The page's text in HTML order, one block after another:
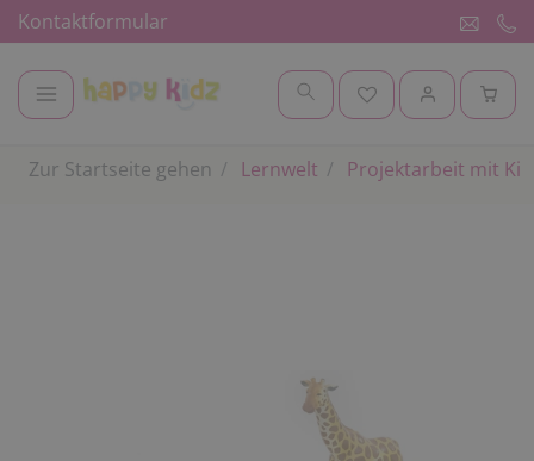
Kontaktformular
Zur Startseite gehen Lernwelt Projektarbeit mit